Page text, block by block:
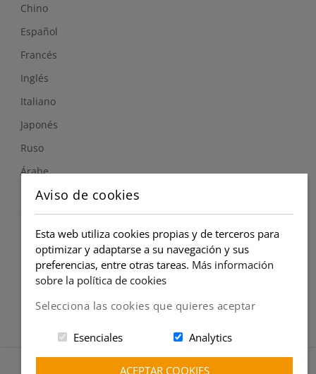
Chino
Español
Francés
Inglés
Italiano
Japonés
Ruso
Árabe
Síguenos
Instagram
Copyright © Globalteach 2021
Aviso de cookies
Esta web utiliza cookies propias y de terceros para
optimizar y adaptarse a su navegación y sus
preferencias, entre otras tareas. Más información
sobre la política de cookies
Selecciona las cookies que quieres aceptar
Esenciales Analytics
ACEPTAR COOKIES